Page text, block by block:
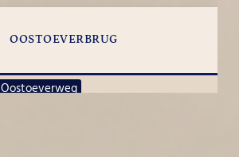
OOSTOEVERBRUG
Oostoeverweg